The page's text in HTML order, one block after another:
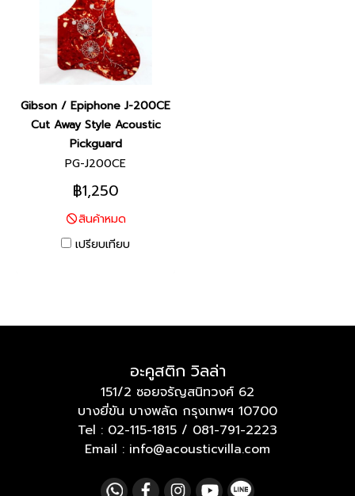
Gibson / Epiphone J-200CE
Cut Away Style Acoustic
Pickguard
PG-J200CE
฿1,250
สินค้าหมด
เปรียบเทียบ
อะคูสติก วิลล่า
151/2 ซอยจรัญสนิทวงศ์ 62
บางยี่ขัน บางพลัด กรุงเทพฯ 10700
Tel : 02-115-1815 / 081-791-2223
Email : info@acousticvilla.com